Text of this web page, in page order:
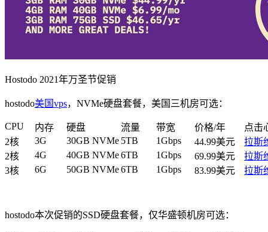
Hostodo 2021年万圣节促销
hostodo美国vps，NVMe硬盘套餐，美国三机房可选：
CPU 内存 硬盘 流量 带宽 价格/年
点击
2核
3G 30GB NVMe 5TB 1Gbps 44.99美元
拉斯
2核
4G 40GB NVMe6TB 1Gbps 69.99美元
拉斯
3核
6G 50GB NVMe6TB 1Gbps 83.99美元 拉斯
hostodo本次促销的SSD硬盘套餐，仅华盛顿机房可选：